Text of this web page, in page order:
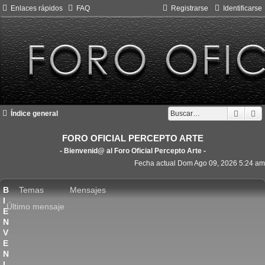
Enlaces rápidos FAQ Identificarse
Registrarse
Índice general
FORO OFICIAL PERCEPTO ARTE
- Bienvenid@ al Foro Oficial Percepto Arte -
Fecha actual Dom Ago 09, 2026 5:24 am
B
I
E
N
V
E
N
Temas
Mensajes
Último mensaje